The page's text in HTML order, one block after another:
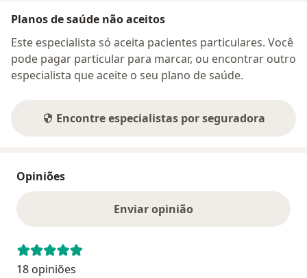
Planos de saúde não aceitos
Este especialista só aceita pacientes particulares. Você
pode pagar particular para marcar, ou encontrar outro
especialista que aceite o seu plano de saúde.
Encontre especialistas por seguradora
Opiniões
Enviar opinião
18 opiniões